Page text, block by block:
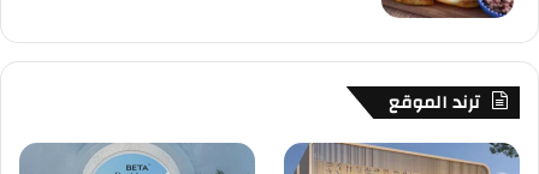
ترند الموقع